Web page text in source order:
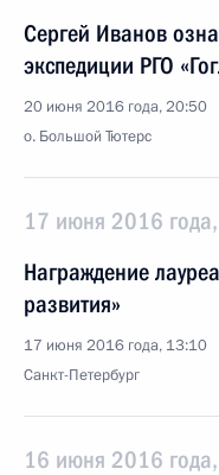
Сергей Иванов
экспедиции РГО
20 июня 2016 года, 20:50
о. Большой Тютерс
17 июня 2016 года,
Награждение
развития»
17 июня 2016 года, 13:10
Санкт-Петербург
16 июня 2016 года,